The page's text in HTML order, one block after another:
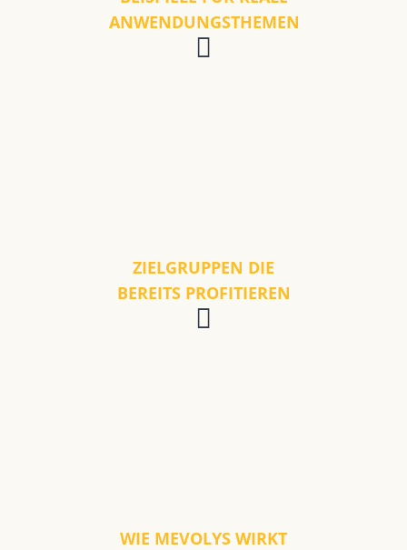
ANWENDUNGSTHEMEN
ZIELGRUPPEN DIE
BEREITS PROFITIEREN
WIE MEVOLYS WIRKT